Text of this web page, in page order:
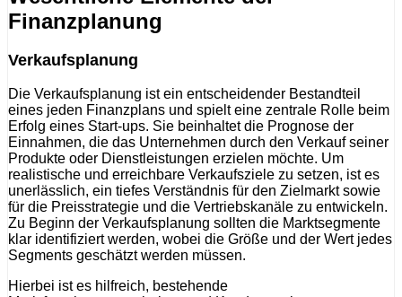
Finanzplanung
Verkaufsplanung
Die Verkaufsplanung ist ein entscheidender Bestandteil
eines jeden Finanzplans und spielt eine zentrale Rolle beim
Erfolg eines Start-ups. Sie beinhaltet die Prognose der
Einnahmen, die das Unternehmen durch den Verkauf seiner
Produkte oder Dienstleistungen erzielen möchte. Um
realistische und erreichbare Verkaufsziele zu setzen, ist es
unerlässlich, ein tiefes Verständnis für den Zielmarkt sowie
für die Preisstrategie und die Vertriebskanäle zu entwickeln.
Zu Beginn der Verkaufsplanung sollten die Marktsegmente
klar identifiziert werden, wobei die Größe und der Wert jedes
Segments geschätzt werden müssen.
Hierbei ist es hilfreich, bestehende